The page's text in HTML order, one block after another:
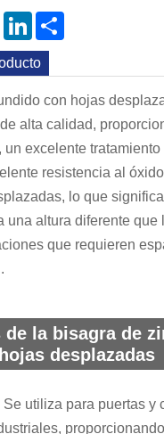
PinterestLinkedIn
con hojas
alta calidad,
excelente tratamiento
resistencia al
lo que
una altura diferente que
que requieren
la bisagra de
desplazadas
utiliza para puertas y